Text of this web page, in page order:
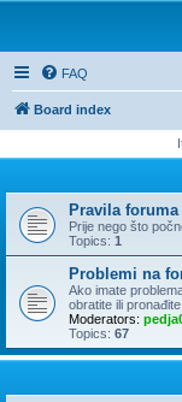
FAQ
Board index
Pravila foruma
Prije nego što
Topics: 1
Problemi na
Ako imate
obratite ili pronađite
Moderators:
Topics: 67